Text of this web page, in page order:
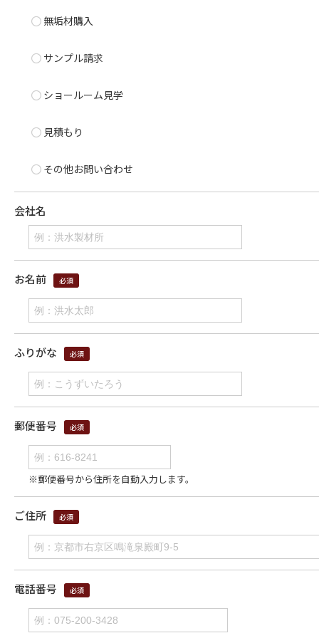
無垢材購入
サンプル請求
ショールーム見学
見積もり
その他お問い合わせ
会社名
お名前
ふりがな
郵便番号
※郵便番号から住所を自動入力します。
ご住所
電話番号